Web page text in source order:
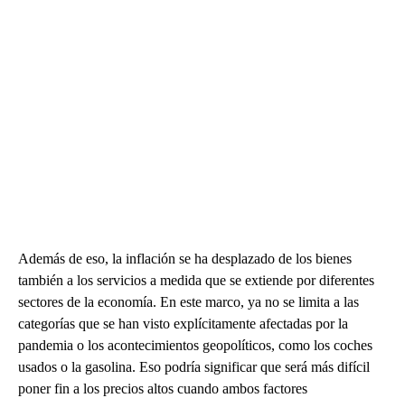
Además de eso, la inflación se ha desplazado de los bienes
también a los servicios a medida que se extiende por diferentes
sectores de la economía. En este marco, ya no se limita a las
categorías que se han visto explícitamente afectadas por la
pandemia o los acontecimientos geopolíticos, como los coches
usados o la gasolina. Eso podría significar que será más difícil
poner fin a los precios altos cuando ambos factores